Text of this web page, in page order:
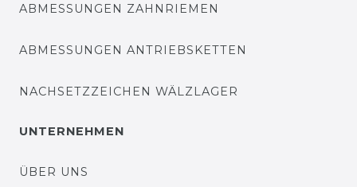
ABMESSUNGEN ZAHNRIEMEN
ABMESSUNGEN ANTRIEBSKETTEN
NACHSETZZEICHEN WÄLZLAGER
UNTERNEHMEN
ÜBER UNS